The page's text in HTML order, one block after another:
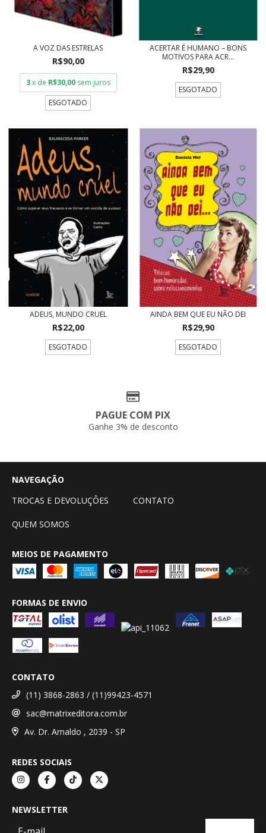
A VOZ DAS ESTRELAS
R$90,00
3 x de R$30,00 sem juros
ESGOTADO
ACERTAR É HUMANO – BONS
MOTIVOS PARA ACR...
R$29,90
ESGOTADO
ADEUS, MUNDO CRUEL
R$22,00
ESGOTADO
AINDA BEM QUE EU NÃO DEI
R$29,90
ESGOTADO
PAGUE COM PIX
Ganhe 3% de desconto
NAVEGAÇÃO
TROCAS E DEVOLUÇÔES
CONTATO
QUEM SOMOS
MEIOS DE PAGAMENTO
FORMAS DE ENVIO
CONTATO
(11) 3868-2863 / (11)99423-4571
sac@matrixeditora.com.br
Av. Dr. Arnaldo , 2039 - SP
REDES SOCIAIS
NEWSLETTER